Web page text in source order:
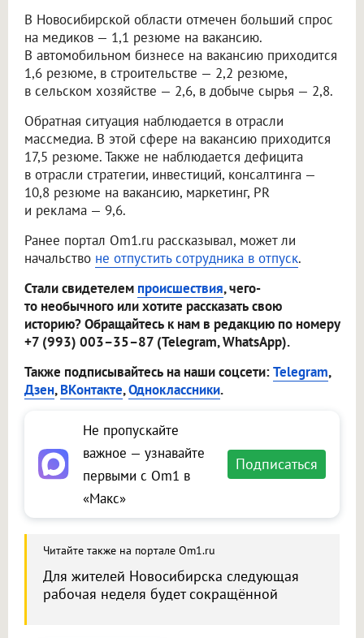
В Новосибирской области отмечен больший спрос
на медиков — 1,1 резюме на вакансию.
В автомобильном бизнесе на вакансию приходится
1,6 резюме, в строительстве — 2,2 резюме,
в сельском хозяйстве — 2,6, в добыче сырья — 2,8.
Обратная ситуация наблюдается в отрасли
массмедиа. В этой сфере на вакансию приходится
17,5 резюме. Также не наблюдается дефицита
в отрасли стратегии, инвестиций, консалтинга —
10,8 резюме на вакансию, маркетинг, PR
и реклама — 9,6.
Ранее портал Om1.ru рассказывал, может ли
начальство не отпустить сотрудника в отпуск.
Стали свидетелем происшествия, чего-
то необычного или хотите рассказать свою
историю? Обращайтесь к нам в редакцию по номеру
+7 (993) 003–35–87 (Telegram, WhatsApp).
Также подписывайтесь на наши соцсети:Telegram,
Дзен,ВКонтакте,Одноклассники.
Не пропускайте
важное — узнавайте
первыми с Om1 в
«Макс»
Подписаться
Читайте также на портале Om1.ru
Для жителей Новосибирска следующая
рабочая неделя будет сокращённой